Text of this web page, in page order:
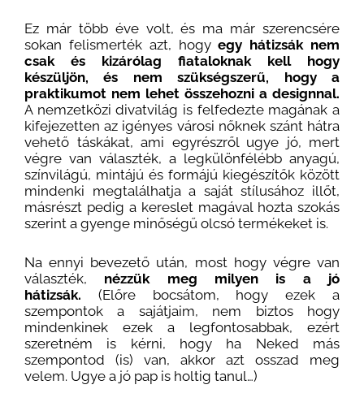
Ez már több éve volt, és ma már szerencsére
sokan felismerték azt, hogyegy hátizsák nem
csak és kizárólag fiataloknak kell hogy
készüljön, és nem szükségszerű, hogy a
praktikumot nem lehet összehozni a designnal.
A nemzetközi divatvilág is felfedezte magának a
kifejezetten az igényes városi nőknek szánt hátra
vehető táskákat, ami egyrészről ugye jó, mert
végre van választék, a legkülönfélébb anyagú,
színvilágú, mintájú és formájú kiegészítők között
mindenki megtalálhatja a saját stílusához illőt,
másrészt pedig a kereslet magával hozta szokás
szerint a gyenge minőségű olcsó termékeket is.
Na ennyi bevezető után, most hogy végre van
választék, nézzük meg milyen is a jó
hátizsák. (Előre bocsátom, hogy ezek a
szempontok a sajátjaim, nem biztos hogy
mindenkinek ezek a legfontosabbak, ezért
szeretném is kérni, hogy ha Neked más
szempontod (is) van, akkor azt osszad meg
velem. Ugye a jó pap is holtig tanul…)